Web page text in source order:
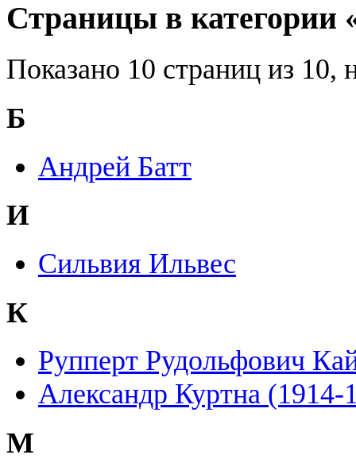
Страницы в категории
Показано 10 страниц из 10,
Б
Андрей Батт
И
Сильвия Ильвес
К
Рупперт Рудольфович
Александр Куртна (1914-
М